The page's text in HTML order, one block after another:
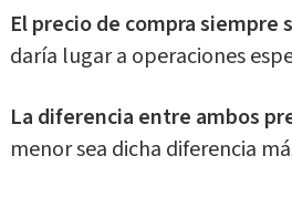
El precio de compra siempre
daría lugar a operaciones
La diferencia entre ambos
menor sea dicha diferencia